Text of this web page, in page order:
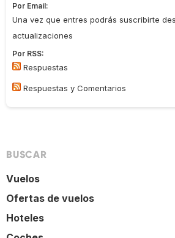
Por Email:
Una vez que entres podrás suscribirte
actualizaciones
Por RSS:
Respuestas
Respuestas y Comentarios
BUSCAR
Vuelos
Ofertas de vuelos
Hoteles